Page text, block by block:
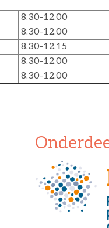
8.30-12.00
8.30-12.00
8.30-12.15
8.30-12.00
8.30-12.00